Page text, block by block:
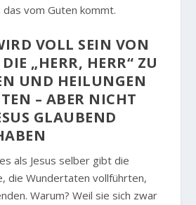
vom Guten kommt.
VOLL SEIN VON
„HERR, HERR“ ZU
UND HEILUNGEN
– ABER NICHT
GLAUBEND
als Jesus selber gibt die
die Wundertaten vollführten,
Warum? Weil sie sich zwar